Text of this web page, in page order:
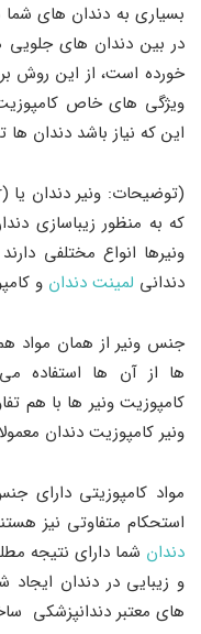
بسیاری به دندان های
در بین دندان های
خورده است، از این روش
ویژگی‌ های خاص
این که نیاز باشد دندان ها
که به منظور زیباسازی
ونیرها انواع مختلفی
دندانی لمینت دندان و
جنس ونیر از همان مواد
ها از آن ها استفاده
کامپوزیت ونیر ها با هم
ونیر کامپوزیت دندان
مواد کامپوزیتی دارای
استحکام متفاوتی نیز
دندان شما دارای نتیجه
و زیبایی در دندان
های معتبر دندانپزشکی